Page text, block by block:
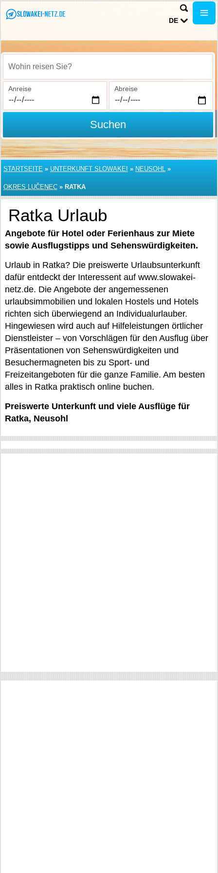
DE
Wohin reisen Sie?
Anreise Abreise
Suchen
STARTSEITE » UNTERKUNFT SLOWAKEI » NEUSOHL »
OKRES LUČENEC » RATKA
Ratka Urlaub
Angebote für Hotel oder Ferienhaus zur Miete
sowie Ausflugstipps und Sehenswürdigkeiten.
Urlaub in Ratka? Die preiswerte Urlaubsunterkunft
dafür entdeckt der Interessent auf www.slowakei-
netz.de. Die Angebote der angemessenen
urlaubsimmobilien und lokalen Hostels und Hotels
richten sich überwiegend an Individualurlauber.
Hingewiesen wird auch auf Hilfeleistungen örtlicher
Dienstleister – von Vorschlägen für den Ausflug über
Präsentationen von Sehenswürdigkeiten und
Besuchermagneten bis zu Sport- und
Freizeitangeboten für die ganze Familie. Am besten
alles in Ratka praktisch online buchen.
Preiswerte Unterkunft und viele Ausflüge für
Ratka, Neusohl